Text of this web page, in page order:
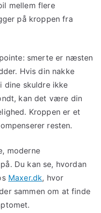
mellem flere
på kroppen fra
smerte er næsten
Hvis din nakke
skuldre ikke
kan det være din
Kroppen er et
resten.
moderne
Du kan se, hvordan
Maxer.dk, hvor
sammen om at finde